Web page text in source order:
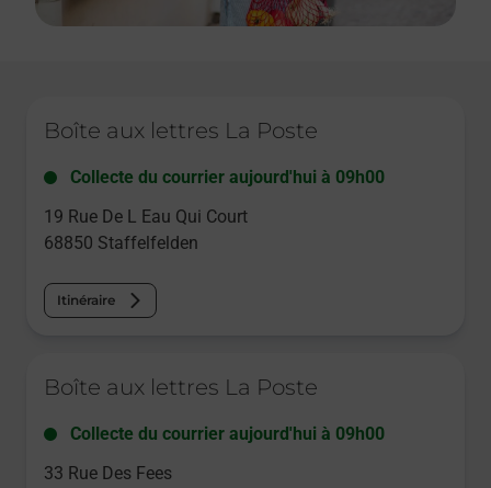
Boîte aux lettres La Poste
Collecte du courrier aujourd'hui à 09h00
19 Rue De L Eau Qui Court
68850 Staffelfelden
Itinéraire
Boîte aux lettres La Poste
Collecte du courrier aujourd'hui à 09h00
33 Rue Des Fees